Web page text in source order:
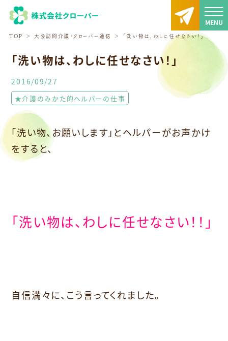
TOP 大分訪問介護・クローバー通信 「洗い物は、わしに任せなさい！」
「洗い物は、わしに任せなさい！」
2016/09/27
★介護のみかた的ヘルパーの仕事
「洗い物、お願いします」とヘルパーがお声かけ
をすると、
「洗い物は、わしに任せなさい！！」
自信満々に、こう言ってくれました。